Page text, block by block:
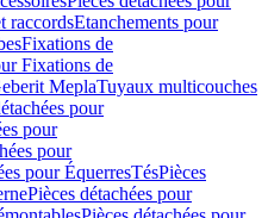
raccordsEtanchements pour
Fixations de
Fixations de
MeplaTuyaux multicouches
pour
pour
pour
pour ÉquerresTésPièces
Pièces détachées pour